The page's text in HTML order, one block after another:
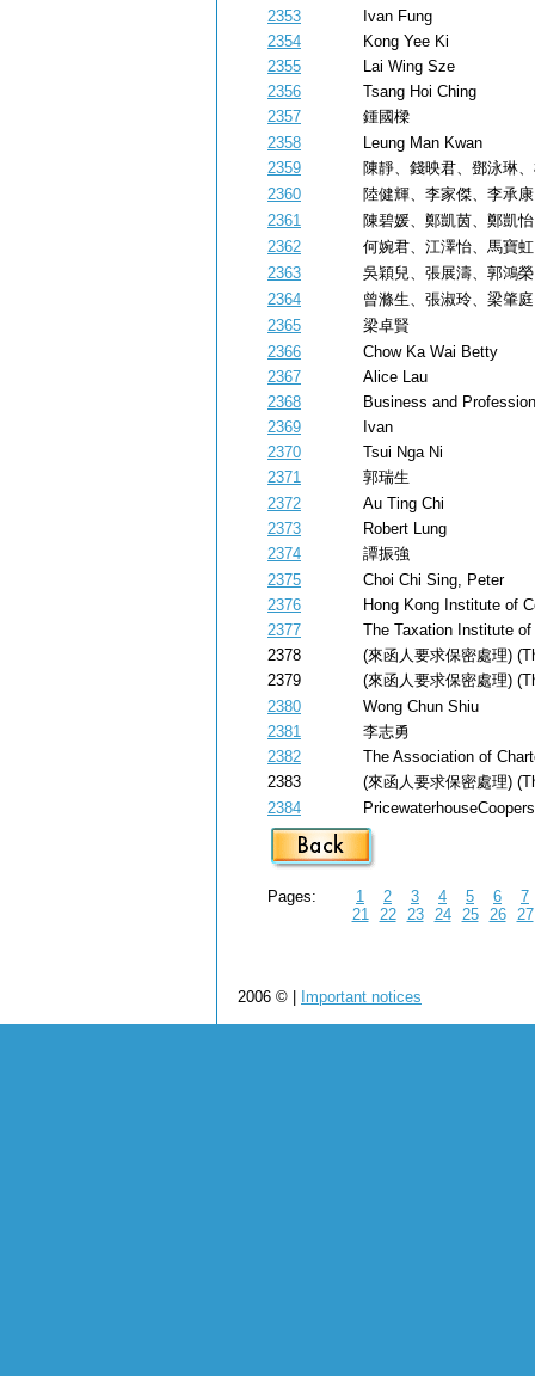
2353
Ivan Fung
2354
Kong Yee Ki
2355
Lai Wing Sze
2356
Tsang Hoi Ching
2357
鍾國樑
2358
Leung Man Kwan
2359
陳靜、錢映君、鄧泳琳
2360
陸健輝、李家傑、李承
2361
陳碧媛、鄭凱茵、鄭凱
2362
何婉君、江澤怡、馬寶
2363
吳穎兒、張展濤、郭鴻
2364
曾滌生、張淑玲、梁肇庭
2365
梁卓賢
2366
Chow Ka Wai Betty
2367
Alice Lau
2368
Business and
2369
Ivan
2370
Tsui Nga Ni
2371
郭瑞生
2372
Au Ting Chi
2373
Robert Lung
2374
譚振強
2375
Choi Chi Sing, Peter
2376
Hong Kong Institute of
2377
The Taxation Institute of
2378
(來函人要求保密處理)
2379
(來函人要求保密處理)
2380
Wong Chun Shiu
2381
李志勇
2382
The Association of
2383
(來函人要求保密處理)
2384
Pages: 1 2 3 4 5 6
7
21
22 23 24 25 26 27
2006 © | Important notices